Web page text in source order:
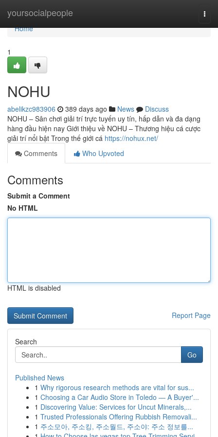
yoursocialpeople
Home
Home
1
NOHU
abelikzc983906 389 days ago News
Discuss
NOHU – Sân chơi giải trí trực tuyến uy tín, hấp dẫn và đa dạng
hàng đầu hiện nay Giới thiệu về NOHU – Thương hiệu cá cược
giải trí nổi bật Trong thế giới cá https://nohux.net/
Comments
Who Upvoted
Comments
Submit a Comment
No HTML
HTML is disabled
Report Page
Search
Go
Published News
1 Why rigorous research methods are vital for sus...
1 Choosing a Car Audio Store in Toledo — A Buyer'...
1 Discovering Value: Services for Uncut Minerals,...
1 Trusted Professionals Offering Rubbish Removali...
1 주소모아, 주소킹, 주소월드, 주소야: 주소 정보를...